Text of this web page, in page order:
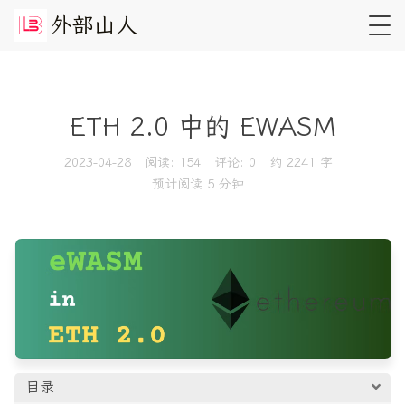
外部山 人
ETH 2.0 中的 EWASM
2023-04-28 阅读: 154 评论: 0
约 2241 字
预计阅读 5 分钟
目录